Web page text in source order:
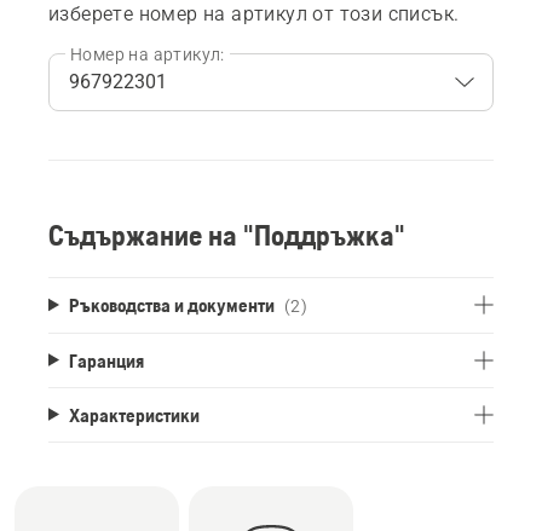
изберете номер на артикул от този списък.
Номер на артикул:
Съдържание на "Поддръжка"
Ръководства и документи (2)
Гаранция
Характеристики